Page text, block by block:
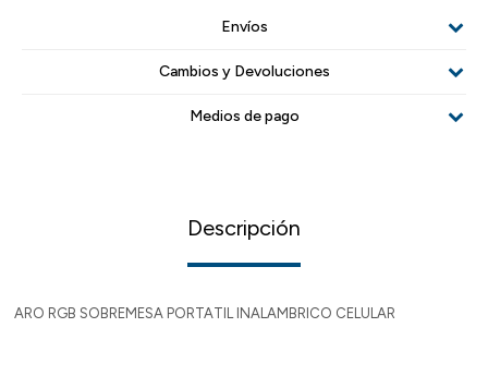
Envíos
Cambios y Devoluciones
Medios de pago
Descripción
ARO RGB SOBREMESA PORTATIL INALAMBRICO CELULAR